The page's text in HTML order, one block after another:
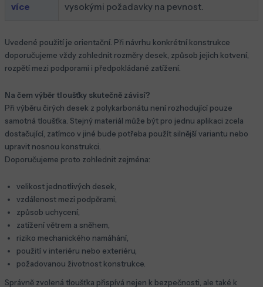
více
vysokými požadavky na pevnost.
Uvedené použití je orientační. Při návrhu konkrétní konstrukce
doporučujeme vždy zohlednit rozměry desek, způsob jejich kotvení,
rozpětí mezi podporami i předpokládané zatížení.
Na čem výběr tloušťky skutečně závisí?
Při výběru čirých desek z polykarbonátu není rozhodující pouze
samotná tloušťka. Stejný materiál může být pro jednu aplikaci zcela
dostačující, zatímco v jiné bude potřeba použít silnější variantu nebo
upravit nosnou konstrukci.
Doporučujeme proto zohlednit zejména:
velikost jednotlivých desek,
vzdálenost mezi podpěrami,
způsob uchycení,
zatížení větrem a sněhem,
riziko mechanického namáhání,
použití v interiéru nebo exteriéru,
požadovanou životnost konstrukce.
Správně zvolená tloušťka přispívá nejen k bezpečnosti, ale také k